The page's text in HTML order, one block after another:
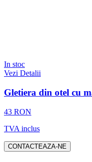
In stoc
Vezi Detalii
Gletiera din otel cu
43 RON
TVA inclus
CONTACTEAZA-NE